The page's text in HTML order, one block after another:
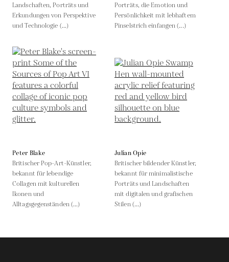
Landschaften, Porträts und
Erkundungen von Perspektive
und Technologie (...)
Porträts, die Emotion und
Persönlichkeit mit lebhaftem
Pinselstrich einfangen (...)
Peter Blake
Britischer Pop-Art-Künstler,
bekannt für lebendige
Collagen mit kulturellen
Ikonen und
Alltagsgegenständen (...)
Julian Opie
Britischer bildender Künstler,
bekannt für minimalistische
Porträts und Landschaften
mit digitalen und grafischen
Stilen (...)